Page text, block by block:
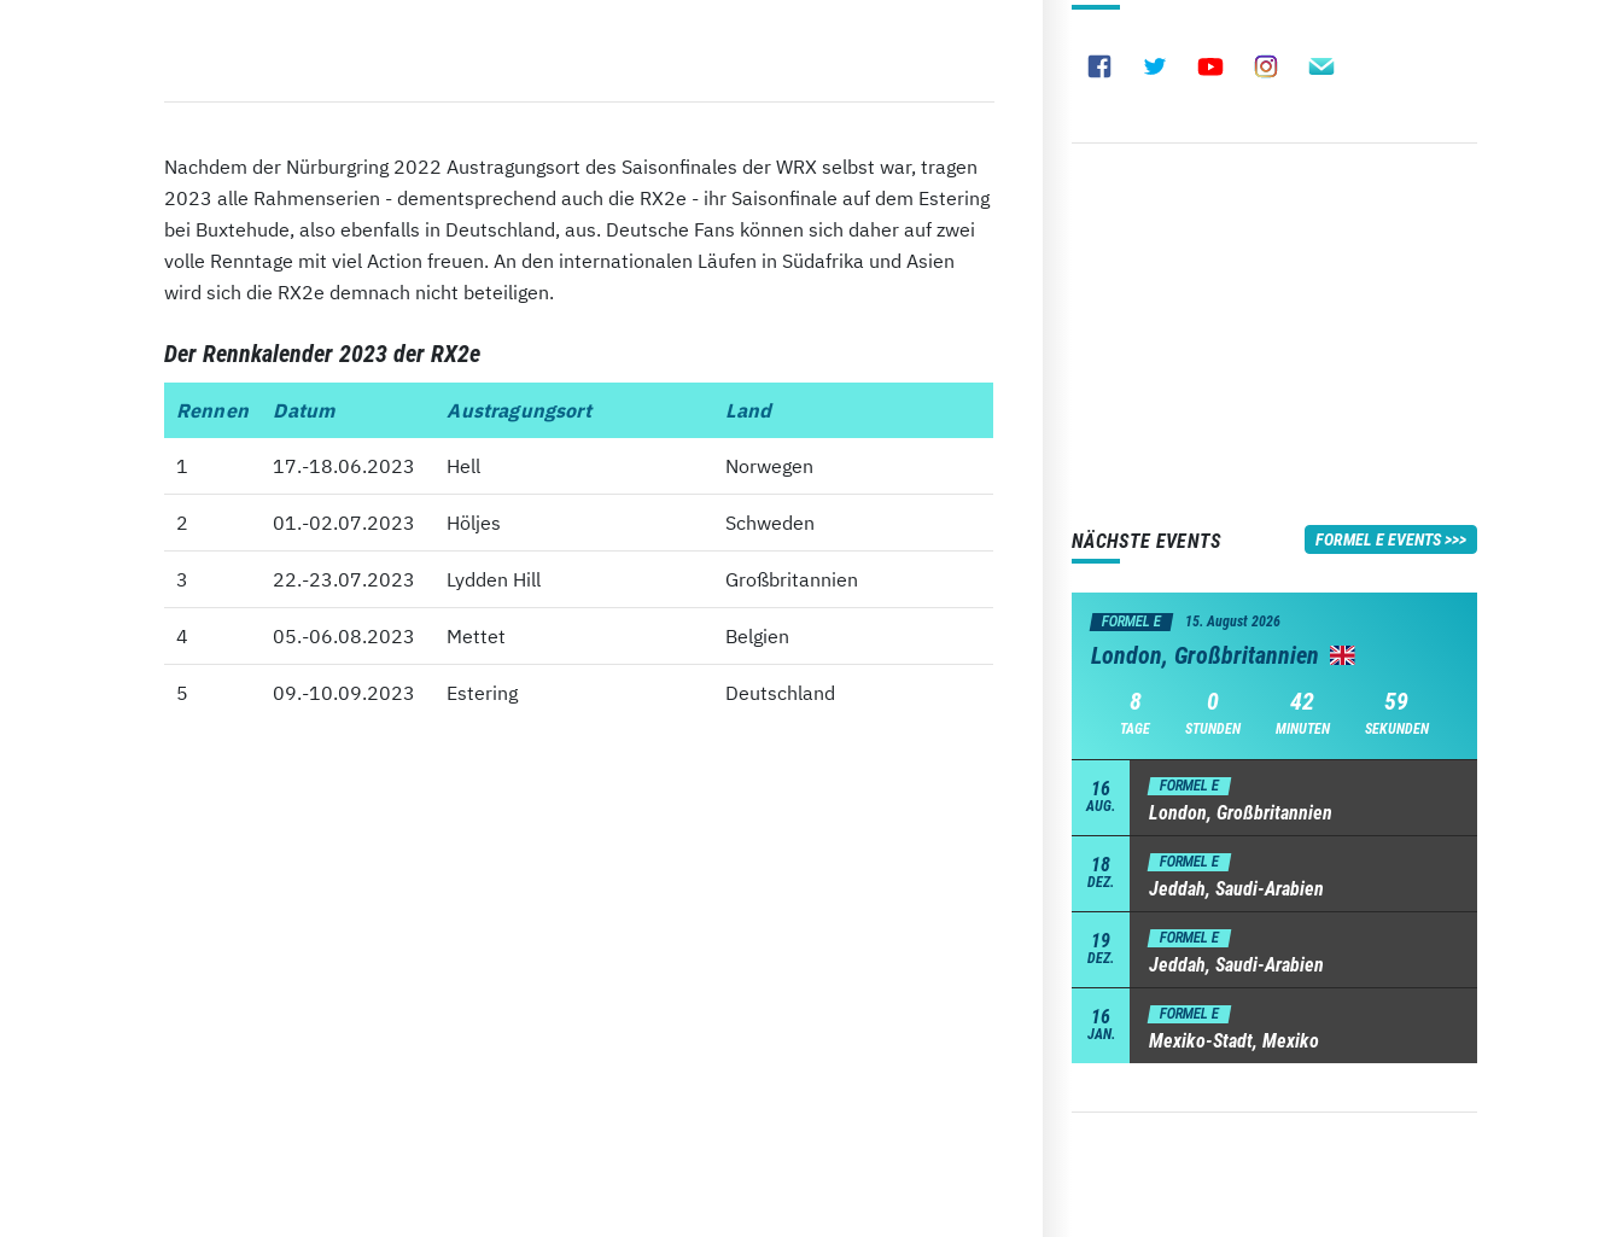
Nachdem der Nürburgring 2022 Austragungsort des Saisonfinales der WRX selbst war, tragen
2023 alle Rahmenserien - dementsprechend auch die RX2e - ihr Saisonfinale auf dem Estering
bei Buxtehude, also ebenfalls in Deutschland, aus. Deutsche Fans können sich daher auf zwei
volle Renntage mit viel Action freuen. An den internationalen Läufen in Südafrika und Asien
wird sich die RX2e demnach nicht beteiligen.
Der Rennkalender 2023 der RX2e
Rennen Datum Austragungsort Land
1 17.-18.06.2023 Hell Norwegen
2 01.-02.07.2023 Höljes Schweden
3 22.-23.07.2023 Lydden Hill Großbritannien
4 05.-06.08.2023 Mettet Belgien
5 09.-10.09.2023 Estering Deutschland
Rennen
1
2
3
4
5
NÄCHSTE EVENTS FORMEL E EVENTS
FORMEL E 15. August 2026
London, Großbritannien
8
TAGE
0
STUNDEN
42
MINUTEN
58
SEKUNDEN
16
AUG.
FORMEL E
London, Großbritannien
18
DEZ.
FORMEL E
Jeddah, Saudi-Arabien
19
DEZ.
FORMEL E
Jeddah, Saudi-Arabien
16
JAN.
FORMEL E
Mexiko-Stadt, Mexiko